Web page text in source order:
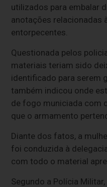
utilizados para embalar
anotações relacionadas
entorpecentes.
Questionada pelos
materiais teriam sido
identificado para serem
também indicou onde
de fogo municiada com
que o armamento
Diante dos fatos, a
foi conduzida à
com todo o material
Segundo a Polícia